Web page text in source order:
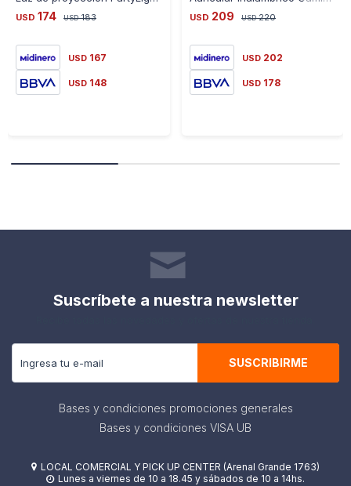
USD 174 USD 183
USD 167
USD 148
USD 209 USD 220
USD 202
USD 178
Suscríbete a nuestra newsletter
SUSCRIBIRME
Bases y condiciones promociones generales
Bases y condiciones VISA UB
 LOCAL COMERCIAL Y PICK UP CENTER (Arenal Grande 1763)
 Lunes a viernes de 10 a 18.45 y sábados de 10 a 14hs.